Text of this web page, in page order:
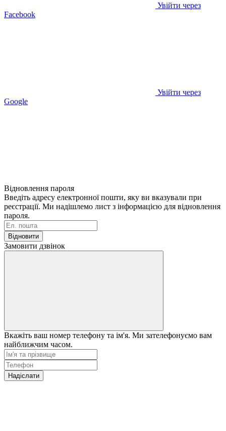
Увійти через
Facebook
Увійти через
Google
Відновлення пароля
Введіть адресу електронної пошти, яку ви вказували при
реєстрації. Ми надішлемо лист з інформацією для відновлення
пароля.
Відновити
Замовити дзвінок
Вкажіть ваш номер телефону та ім'я. Ми зателефонуємо вам
найближчим часом.
Надіслати